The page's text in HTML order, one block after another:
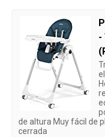
-
de altura Muy fácil de
cerrada